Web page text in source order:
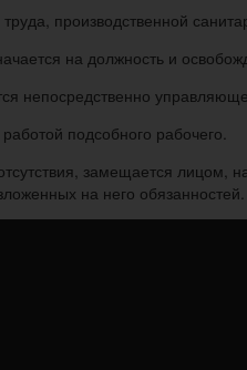
производственной
на должность и
непосредственно
подсобного рабочего.
замещается лицом,
на него обязанностей.